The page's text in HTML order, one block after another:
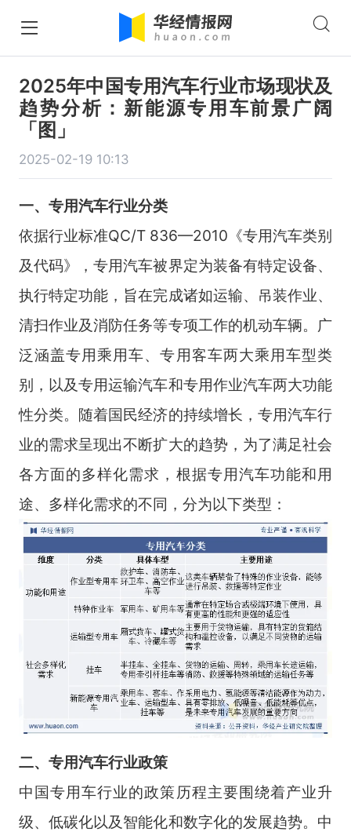
2025年中国专用汽车行业市场现状及
趋势分析：新能源专用车前景广阔
「图」
2025-02-19 10:13
一、 专用汽车行业分类
依据行业标准QC/T 836—2010《专用汽车类别
及代码》，专用汽车被界定为装备有特定设备、
执行特定功能，旨在完成诸如运输、吊装作业、
清扫作业及消防任务等专项工作的机动车辆。广
泛涵盖专用乘用车、专用客车两大乘用车型类
别，以及专用运输汽车和专用作业汽车两大功能
性分类。随着国民经济的持续增长，专用汽车行
业的需求呈现出不断扩大的趋势，为了满足社会
各方面的多样化需求，根据专用汽车功能和用
途、多样化需求的不同，分为以下类型：
二、 专用汽车行业政策
中国专用车行业的政策历程主要围绕着产业升
级、低碳化以及智能化和数字化的发展趋势。中